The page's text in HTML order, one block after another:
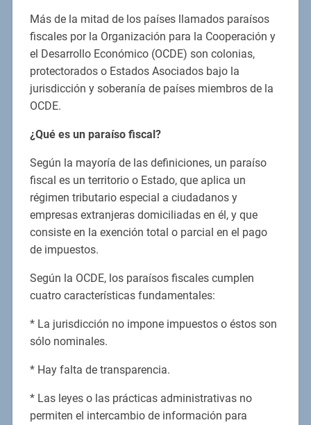
Más de la mitad de los países llamados paraísos
fiscales por la Organización para la Cooperación y
el Desarrollo Económico (OCDE) son colonias,
protectorados o Estados Asociados bajo la
jurisdicción y soberanía de países miembros de la
OCDE.
¿Qué es un paraíso fiscal?
Según la mayoría de las definiciones, un paraíso
fiscal es un territorio o Estado, que aplica un
régimen tributario especial a ciudadanos y
empresas extranjeras domiciliadas en él, y que
consiste en la exención total o parcial en el pago
de impuestos.
Según la OCDE, los paraísos fiscales cumplen
cuatro características fundamentales:
* La jurisdicción no impone impuestos o éstos son
sólo nominales.
* Hay falta de transparencia.
* Las leyes o las prácticas administrativas no
permiten el intercambio de información para